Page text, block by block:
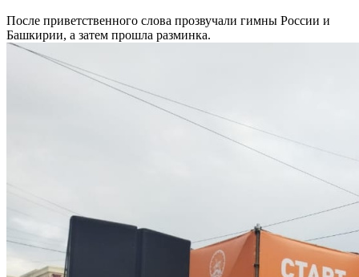
После приветственного слова прозвучали гимны России и
Башкирии, а затем прошла разминка.